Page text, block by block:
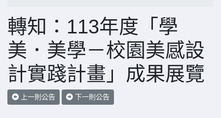
轉知：113年度「學
美．美學－校園美感設
計實踐計畫」成果展覽
上一則公告 下一則公告